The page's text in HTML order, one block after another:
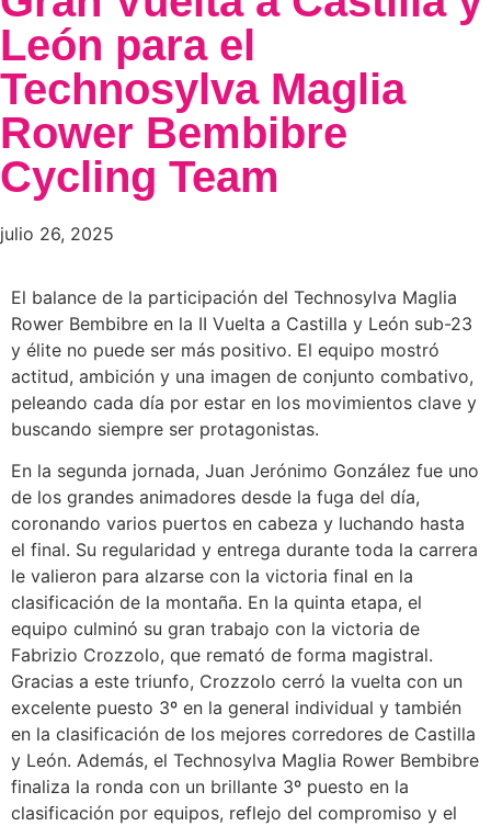
León para el
Technosylva Maglia
Rower Bembibre
Cycling Team
julio 26, 2025
El balance de la participación del Technosylva Maglia
Rower Bembibre en la II Vuelta a Castilla y León sub-23
y élite no puede ser más positivo. El equipo mostró
actitud, ambición y una imagen de conjunto combativo,
peleando cada día por estar en los movimientos clave y
buscando siempre ser protagonistas.
En la segunda jornada, Juan Jerónimo González fue uno
de los grandes animadores desde la fuga del día,
coronando varios puertos en cabeza y luchando hasta
el final. Su regularidad y entrega durante toda la carrera
le valieron para alzarse con la victoria final en la
clasificación de la montaña. En la quinta etapa, el
equipo culminó su gran trabajo con la victoria de
Fabrizio Crozzolo, que remató de forma magistral.
Gracias a este triunfo, Crozzolo cerró la vuelta con un
excelente puesto 3º en la general individual y también
en la clasificación de los mejores corredores de Castilla
y León. Además, el Technosylva Maglia Rower Bembibre
finaliza la ronda con un brillante 3º puesto en la
clasificación por equipos, reflejo del compromiso y el